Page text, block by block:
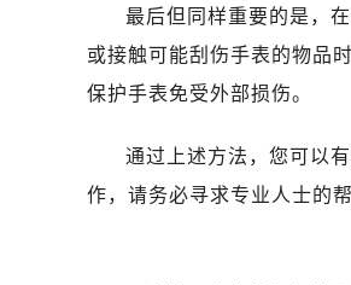
黑龙江省双鸭
吉林省白城市
吉林省辽源市
最后但同样重要的是，
或接触可能刮伤手表的物品
保护手表免受外部损伤。
通过上述方法，您可以
作，请务必寻求专业人士的